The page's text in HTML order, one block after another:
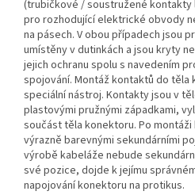
(trubičkové / soustružené kontakty
pro rozhodující elektrické obvody
na pásech. V obou případech jsou
umístěny v dutinkách a jsou kryty
jejich ochranu spolu s navedením
spojování. Montáž kontaktů do
speciální nástroj. Kontakty jsou v
plastovými pružnými západkami,
součást těla konektoru. Po
výrazně barevnými sekundárními
výrobě kabeláže nebude
své pozice, dojde k jejímu
napojování konektoru na protikus.